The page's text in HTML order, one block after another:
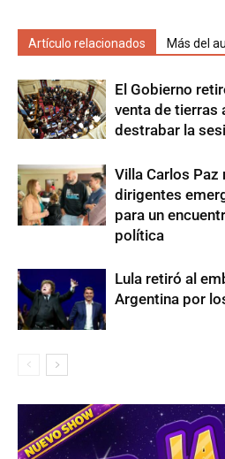
Artículo relacionados Más del
El Gobierno
venta de tierras
destrabar la
Villa Carlos Paz
dirigentes
para un
política
Lula retiró al
Argentina por